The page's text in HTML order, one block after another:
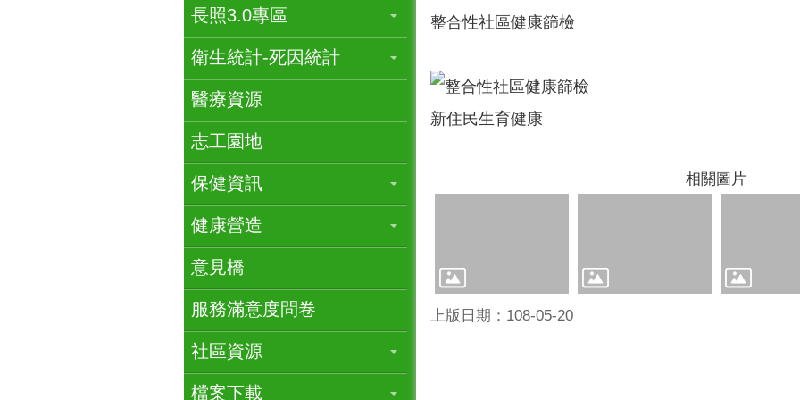
長照3.0專區
衛生統計-死因統計
醫療資源
志工園地
保健資訊
健康營造
意見橋
服務滿意度問卷
社區資源
檔案下載
整合性社區健康篩檢
新住民生育健康
相關圖片
上版日期：108-05-20